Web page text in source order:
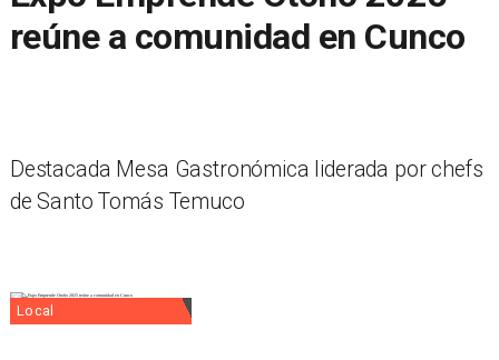
reúne a comunidad en Cunco
Destacada Mesa Gastronómica liderada por chefs
de Santo Tomás Temuco
Local